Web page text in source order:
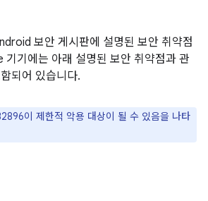
보안 게시판에 설명된 보안 취약점
기기에는 아래 설명된 보안 취약점과 관
되어 있습니다.
이 제한적 악용 대상이 될 수 있음을 나타